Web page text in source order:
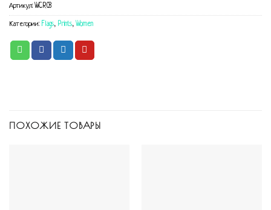
Артикул: WCR03
Категории: Flags, Prints, Women
ПОХОЖИЕ ТОВАРЫ